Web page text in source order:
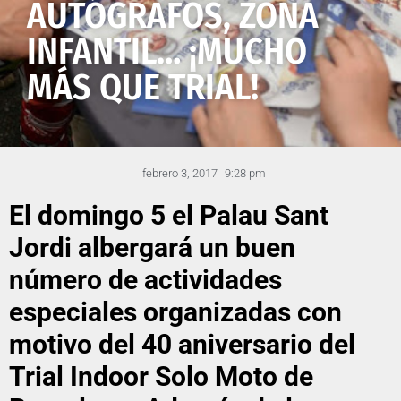
AUTÓGRAFOS, ZONA
INFANTIL… ¡MUCHO
MÁS QUE TRIAL!
febrero 3, 2017 9:28 pm
El domingo 5 el Palau Sant
Jordi albergará un buen
número de actividades
especiales organizadas con
motivo del 40 aniversario del
Trial Indoor Solo Moto de